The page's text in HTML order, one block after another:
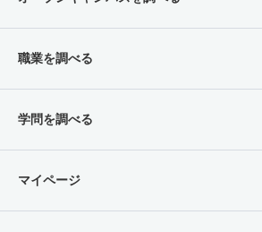
職業を調べる
学問を調べる
マイページ